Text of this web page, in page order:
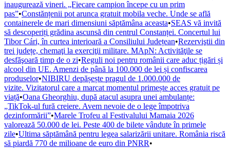
inaugurează vineri. „Fiecare campion începe cu un prim
pas”•Constănțenii pot arunca gratuit mobila veche. Unde se află
containerele de mari dimensiuni săptămâna aceasta•SEAS vă invită
să descoperiți grădina ascunsă din centrul Constanței. Concertul lui
Tibor Cári, în curtea interioară a Consiliului Județean•Rezerviştii din
trei județe, chemaţi la exerciţii militare. MApN: Activităţile se
desfăşoară timp de o zi•Reguli noi pentru românii care aduc țigări și
alcool din UE. Amenzi de până la 100.000 de lei și confiscarea
produselor•NIBIRU depășește pragul de 1.000.000 de
vizite. Vizitatorul care a marcat momentul primește acces gratuit pe
viață•Oana Gheorghiu, după atacul asupra unei ambulanțe:
„TikTok-ul fură creiere. Avem nevoie de o lege împotriva
dezinformării”•Marele Trofeu al Festivalului Mamaia 2026
valorează 50.000 de lei. Peste 400 de bilete vândute în primele
zile•Ultima săptămână pentru legea salarizării unitare. România riscă
să piardă 770 de milioane de euro din PNRR•